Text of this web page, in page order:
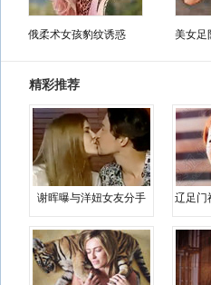
俄柔术女孩豹纹诱惑 美女足
精彩推荐
谢晖曝与洋妞女友分手 辽足门